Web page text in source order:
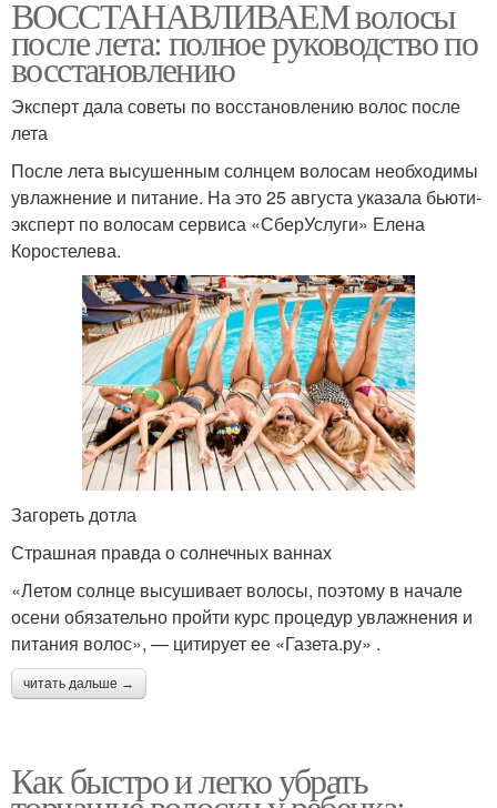
ВОССТАНАВЛИВАЕМ волосы
после лета: полное руководство по
восстановлению
Эксперт дала советы по восстановлению волос после
лета
После лета высушенным солнцем волосам необходимы
увлажнение и питание. На это 25 августа указала бьюти-
эксперт по волосам сервиса «СберУслуги» Елена
Коростелева.
Загореть дотла
Страшная правда о солнечных ваннах
«Летом солнце высушивает волосы, поэтому в начале
осени обязательно пройти курс процедур увлажнения и
питания волос», — цитирует ее «Газета.ру» .
читать дальше →
Как быстро и легко убрать